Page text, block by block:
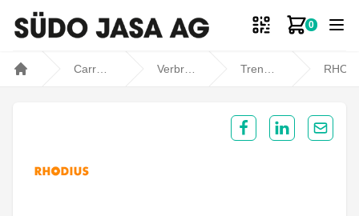
0
Zum
Share on Facebook
Share onShare